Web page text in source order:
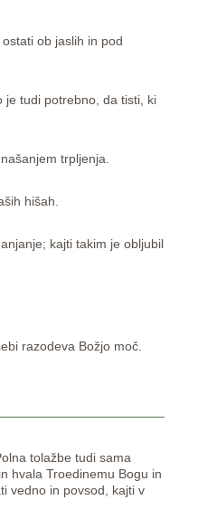
ob jaslih in pod
je tudi potrebno, da tisti, ki
trpljenja.
hišah.
kajti takim je obljubil
razodeva Božjo moč.
tolažbe tudi sama
hvala Troedinemu Bogu in
vedno in povsod, kajti v